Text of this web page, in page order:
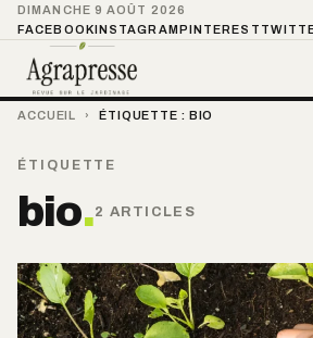
DIMANCHE 9 AOÛT 2026
FACEBOOKINSTAGRAMPINTEREST
ACCUEIL › ÉTIQUETTE : BIO
ÉTIQUETTE
bio.2 ARTICLES